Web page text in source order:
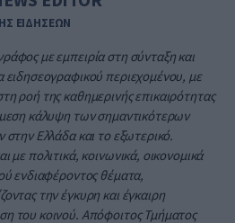
ΕΙΔΗΣΕΩΝ
με εμπειρία στη σύνταξη και
ειδησεογραφικού περιεχομένου, με
ροή της καθημερινής επικαιρότητας
κάλυψη των σημαντικότερων
στην Ελλάδα και το εξωτερικό.
με πολιτικά, κοινωνικά, οικονομικά
ενδιαφέροντος θέματα,
την έγκυρη και έγκαιρη
του κοινού. Απόφοιτος Τμήματος